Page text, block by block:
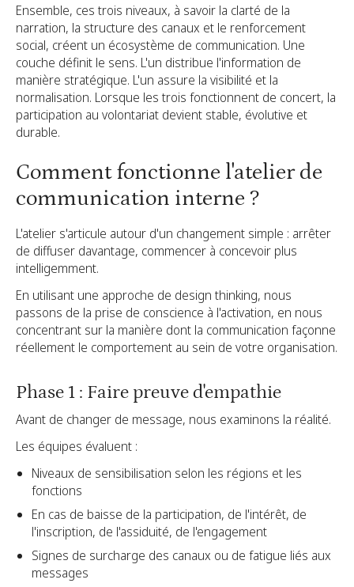
Ensemble, ces trois niveaux, à savoir la clarté de la
narration, la structure des canaux et le renforcement
social, créent un écosystème de communication. Une
couche définit le sens. L'un distribue l'information de
manière stratégique. L'un assure la visibilité et la
normalisation. Lorsque les trois fonctionnent de concert, la
participation au volontariat devient stable, évolutive et
durable.
Comment fonctionne l'atelier de
communication interne ?
L'atelier s'articule autour d'un changement simple : arrêter
de diffuser davantage, commencer à concevoir plus
intelligemment.
En utilisant une approche de design thinking, nous
passons de la prise de conscience à l'activation, en nous
concentrant sur la manière dont la communication façonne
réellement le comportement au sein de votre organisation.
Phase 1 : Faire preuve d'empathie
Avant de changer de message, nous examinons la réalité.
Les équipes évaluent :
Niveaux de sensibilisation selon les régions et les
fonctions
En cas de baisse de la participation, de l'intérêt, de
l'inscription, de l'assiduité, de l'engagement
Signes de surcharge des canaux ou de fatigue liés aux
messages